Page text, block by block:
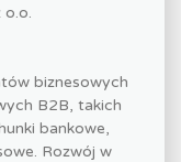
o.o.
biznesowych
B2B, takich
bankowe,
Rozwój w